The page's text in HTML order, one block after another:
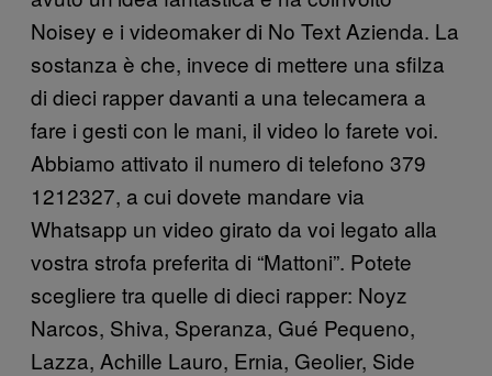
Noisey e i videomaker di No Text Azienda. La
sostanza è che, invece di mettere una sfilza
di dieci rapper davanti a una telecamera a
fare i gesti con le mani, il video lo farete voi.
Abbiamo attivato il numero di telefono 379
1212327, a cui dovete mandare via
Whatsapp un video girato da voi legato alla
vostra strofa preferita di “Mattoni”. Potete
scegliere tra quelle di dieci rapper: Noyz
Narcos, Shiva, Speranza, Gué Pequeno,
Lazza, Achille Lauro, Ernia, Geolier, Side